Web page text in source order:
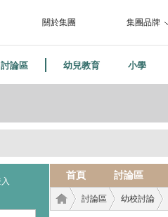
關於集團 集團品牌
討論區 幼兒教育 小學
首頁 討論區
討論區 幼校討論